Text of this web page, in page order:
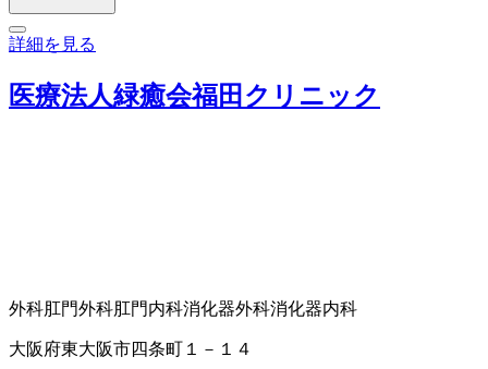
詳細を見る
医療法人緑癒会福田クリニック
外科肛門外科肛門内科消化器外科消化器内科
大阪府東大阪市四条町１－１４